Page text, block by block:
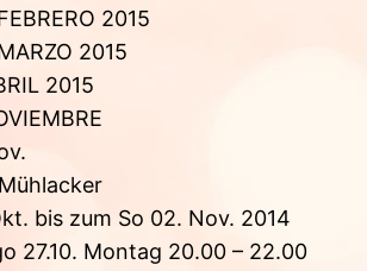
2015
2015
2015
bis zum So 02. Nov. 2014
27.10. Montag 20.00 – 22.00